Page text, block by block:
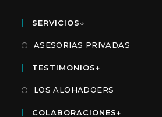
SERVICIOS↓
ASESORIAS PRIVADAS
TESTIMONIOS↓
LOS ALOHADOERS
COLABORACIONES↓